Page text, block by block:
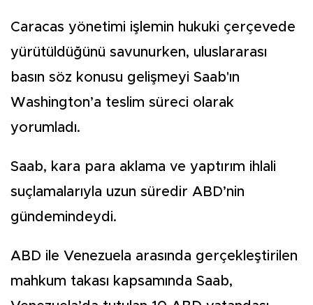
Caracas yönetimi işlemin hukuki çerçevede
yürütüldüğünü savunurken, uluslararası
basın söz konusu gelişmeyi Saab'ın
Washington’a teslim süreci olarak
yorumladı.
Saab, kara para aklama ve yaptırım ihlali
suçlamalarıyla uzun süredir ABD’nin
gündemindeydi.
ABD ile Venezuela arasında gerçekleştirilen
mahkum takası kapsamında Saab,